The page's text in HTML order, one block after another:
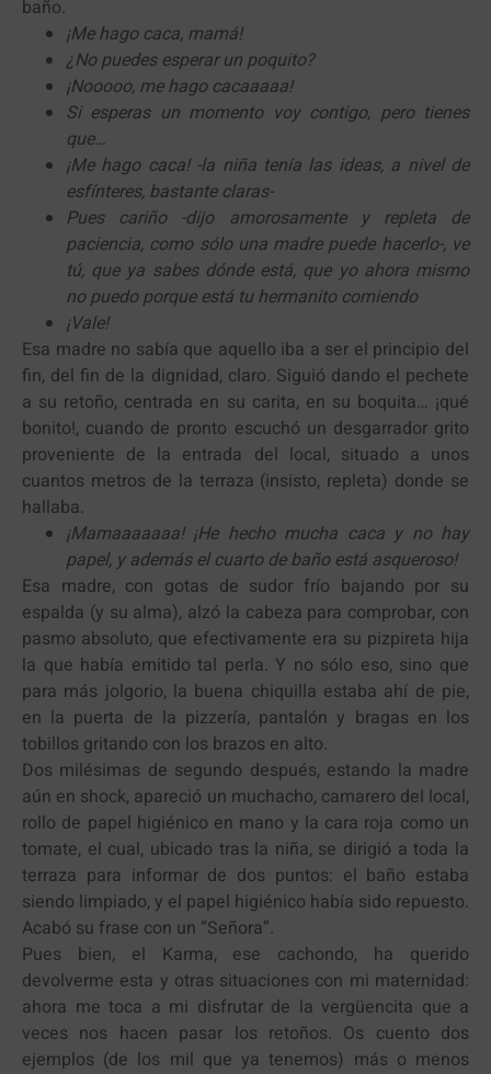
baño.
¡Me hago caca, mamá!
¿No puedes esperar un poquito?
¡Nooooo, me hago cacaaaaa!
Si esperas un momento voy contigo, pero tienes
que…
¡Me hago caca! -la niña tenía las ideas, a nivel de
esfínteres, bastante claras-
Pues cariño -dijo amorosamente y repleta de
paciencia, como sólo una madre puede hacerlo-, ve
tú, que ya sabes dónde está, que yo ahora mismo
no puedo porque está tu hermanito comiendo
¡Vale!
Esa madre no sabía que aquello iba a ser el principio del
fin, del fin de la dignidad, claro. Siguió dando el pechete
a su retoño, centrada en su carita, en su boquita… ¡qué
bonito!, cuando de pronto escuchó un desgarrador grito
proveniente de la entrada del local, situado a unos
cuantos metros de la terraza (insisto, repleta) donde se
hallaba.
¡Mamaaaaaaa! ¡He hecho mucha caca y no hay
papel, y además el cuarto de baño está asqueroso!
Esa madre, con gotas de sudor frío bajando por su
espalda (y su alma), alzó la cabeza para comprobar, con
pasmo absoluto, que efectivamente era su pizpireta hija
la que había emitido tal perla. Y no sólo eso, sino que
para más jolgorio, la buena chiquilla estaba ahí de pie,
en la puerta de la pizzería, pantalón y bragas en los
tobillos gritando con los brazos en alto.
Dos milésimas de segundo después, estando la madre
aún en shock, apareció un muchacho, camarero del local,
rollo de papel higiénico en mano y la cara roja como un
tomate, el cual, ubicado tras la niña, se dirigió a toda la
terraza para informar de dos puntos: el baño estaba
siendo limpiado, y el papel higiénico había sido repuesto.
Acabó su frase con un “Señora”.
Pues bien, el Karma, ese cachondo, ha querido
devolverme esta y otras situaciones con mi maternidad:
ahora me toca a mi disfrutar de la vergüencita que a
veces nos hacen pasar los retoños. Os cuento dos
ejemplos (de los mil que ya tenemos) más o menos